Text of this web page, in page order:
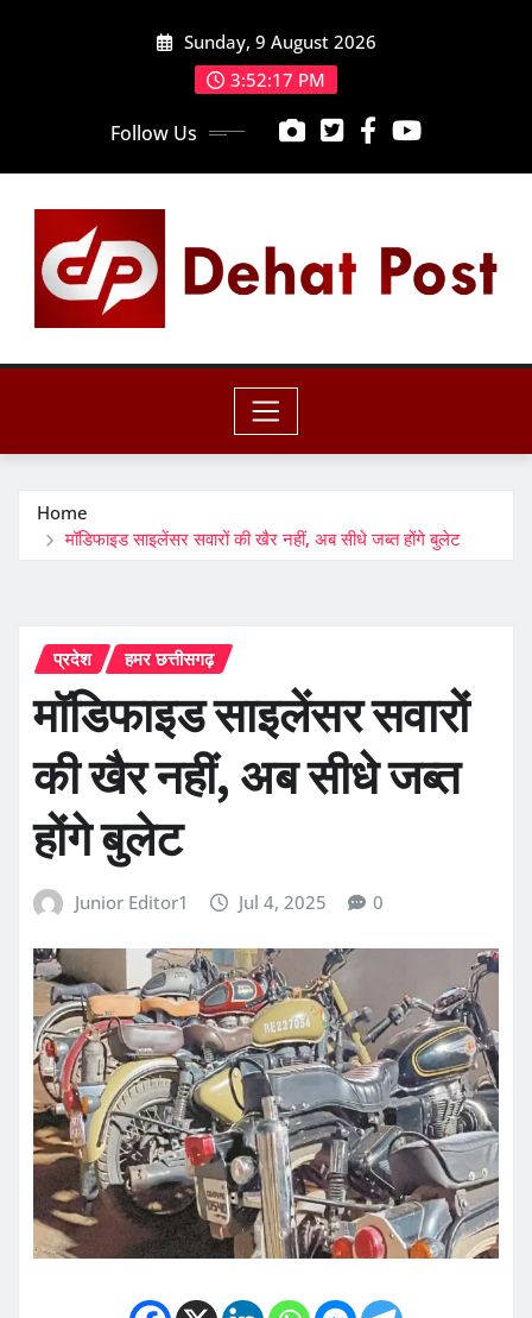
Sunday, 9 August 2026
3:52:19 PM
Follow Us
Home
मॉडिफाइड साइलेंसर सवारों की खैर नहीं, अब सीधे जब्त होंगे बुलेट
प्रदेश हमर छत्तीसगढ़
मॉडिफाइड साइलेंसर सवारों
की खैर नहीं, अब सीधे जब्त
होंगे बुलेट
Junior Editor1 Jul 4, 2025 0